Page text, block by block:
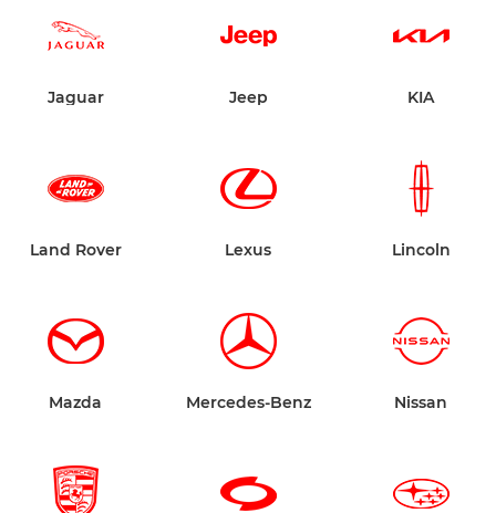
Jaguar Jeep KIA
Land Rover Lexus Lincoln
Mazda Mercedes-Benz Nissan